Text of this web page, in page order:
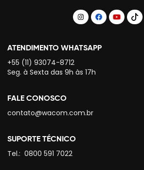
ATENDIMENTO WHATSAPP
+55 (11) 93074-8712
Seg. à Sexta das 9h às 17h
FALE CONOSCO
contato@wacom.com.br
SUPORTE TÉCNICO
Tel.: 0800 591 7022